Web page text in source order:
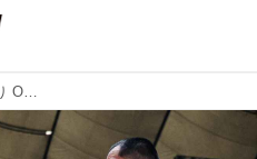
【試合結果】RIZIN男祭り OPENING FIGHT 第2試合／上田貴央 vs. ヴィニシウス